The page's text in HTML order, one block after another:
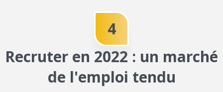
G
4
Recruter en 2022 : un marché
de l'emploi tendu